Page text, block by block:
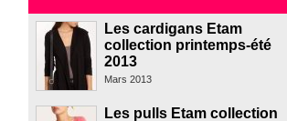
Les cardigans Etam
collection printemps-été
2013
Mars 2013
Les pulls Etam collection